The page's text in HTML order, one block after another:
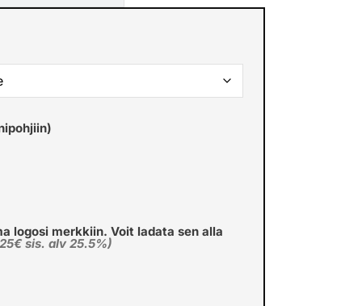
logosi merkkiin. Voit ladata sen alla
sis. alv 25.5%)